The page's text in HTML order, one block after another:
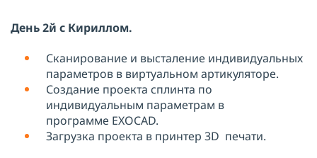
День 2й с Кириллом.
Сканирование и высталение индивидуальных
параметров в виртуальном артикуляторе.
Создание проекта сплинта по
индивидуальным параметрам в
программе EXOCAD.
Загрузка проекта в принтер 3D печати.